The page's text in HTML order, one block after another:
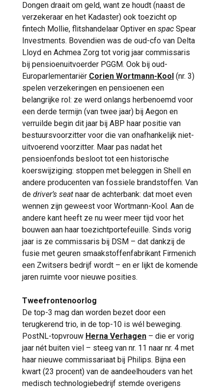
Dongen draait om geld, want ze houdt (naast de
verzekeraar en het Kadaster) ook toezicht op
fintech Mollie, flitshandelaar Optiver en spac Spear
Investments. Bovendien was de oud-cfo van Delta
Lloyd en Achmea Zorg tot vorig jaar commissaris
bij pensioenuitvoerder PGGM. Ook bij oud-
Europarlementariër Corien Wortmann-Kool (nr. 3)
spelen verzekeringen en pensioenen een
belangrijke rol: ze werd onlangs herbenoemd voor
een derde termijn (van twee jaar) bij Aegon en
verruilde begin dit jaar bij ABP haar positie van
bestuursvoorzitter voor die van onafhankelijk niet-
uitvoerend voorzitter. Maar pas nadat het
pensioenfonds besloot tot een historische
koerswijziging: stoppen met beleggen in Shell en
andere producenten van fossiele brandstoffen. Van
de driver’s seat naar de achterbank: dat moet even
wennen zijn geweest voor Wortmann-Kool. Aan de
andere kant heeft ze nu weer meer tijd voor het
bouwen aan haar toezichtportefeuille. Sinds vorig
jaar is ze commissaris bij DSM – dat dankzij de
fusie met geuren smaakstoffenfabrikant Firmenich
een Zwitsers bedrijf wordt – en er lijkt de komende
jaren ruimte voor nieuwe posities.
Tweefrontenoorlog
De top-3 mag dan worden bezet door een
terugkerend trio, in de top-10 is wél beweging.
PostNL-topvrouw Herna Verhagen – die er vorig
jaar nét buiten viel – steeg van nr. 11 naar nr. 4 met
haar nieuwe commissariaat bij Philips. Bijna een
kwart (23 procent) van de aandeelhouders van het
medisch technologiebedrijf stemde overigens